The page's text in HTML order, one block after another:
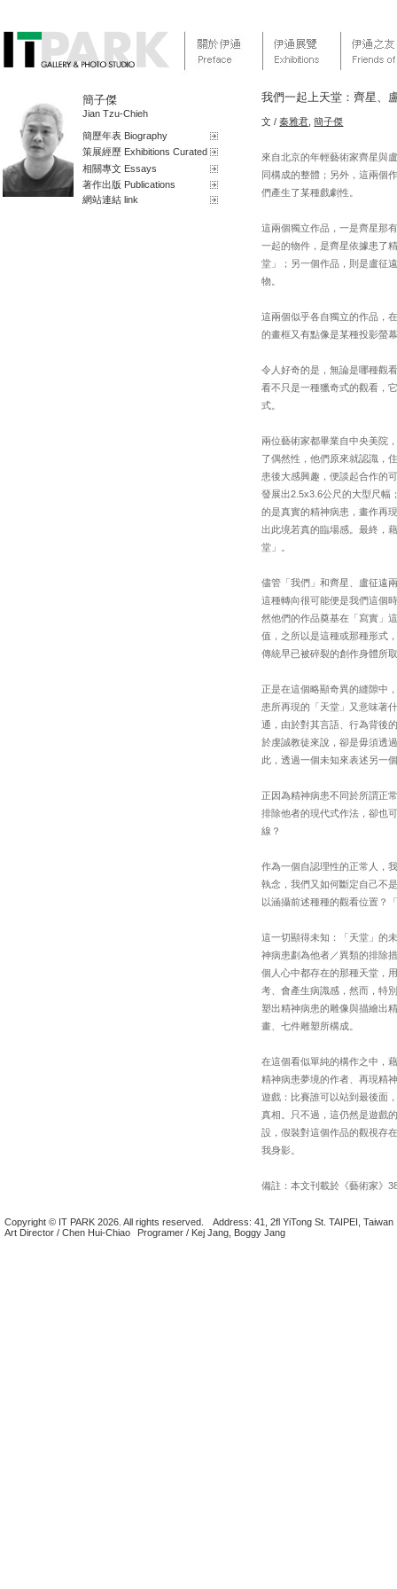
簡子傑
Jian Tzu-Chieh
簡歷年表 Biography
策展經歷 Exhibitions Curated
相關專文 Essays
著作出版 Publications
網站連結 link
我們一起上天堂：齊星、
文 /秦雅君 ,簡子傑
來自北京的年輕藝術家齊星與
同構成的整體；另外，這兩個
們產生了某種戲劇性。
這兩個獨立作品，一是齊星那
一起的物件，是齊星依據患了
堂」；另一個作品，則是盧征
物。
這兩個似乎各自獨立的作品，
的畫框又有點像是某種投影螢
令人好奇的是，無論是哪種觀
看不只是一種獵奇式的觀看，
式。
兩位藝術家都畢業自中央美院
了偶然性，他們原來就認識，
患後大感興趣，便談起合作的
發展出2.5x3.6公尺的大型尺幅
的是真實的精神病患，畫作再
出此境若真的臨場感。最終，
堂」。
儘管「我們」和齊星、盧征遠
這種轉向很可能便是我們這個
然他們的作品奠基在「寫實」
值，之所以是這種或那種形式
傳統早已被碎裂的創作身體所
正是在這個略顯奇異的縫隙中
患所再現的「天堂」又意味著
通，由於對其言語、行為背後
於虔誠教徒來說，卻是毋須透
此，透過一個未知來表述另一
正因為精神病患不同於所謂正
排除他者的現代式作法，卻也
線？
作為一個自認理性的正常人，
執念，我們又如何斷定自己不
以涵攝前述種種的觀看位置？
這一切顯得未知：「天堂」的
神病患劃為他者／異類的排除
個人心中都存在的那種天堂，
考、會產生病識感，然而，特
塑出精神病患的雕像與描繪出
畫、七件雕塑所構成。
在這個看似單純的構作之中，
精神病患夢境的作者、再現精
遊戲：比賽誰可以站到最後面
真相。只不過，這仍然是遊戲
設，假裝對這個作品的觀視存
我身影。
備註：本文刊載於《藝術家》
Copyright © IT PARK 2026. All rights reserved.
Address: 41, 2fl YiTong St. TAIPEI, Taiwan
Art Director / Chen Hui-Chiao
Programer / Kej Jang, Boggy Jang